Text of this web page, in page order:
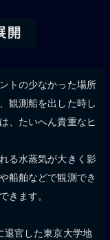
開
トの少なかった場所
観測船を出した時し
、たいへん貴重なヒ
る水蒸気が大きく影
船舶などで観測でき
きます。
退官した東京大学地